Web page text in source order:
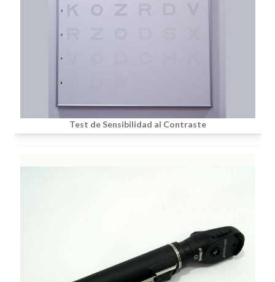
Test de Sensibilidad al Contraste